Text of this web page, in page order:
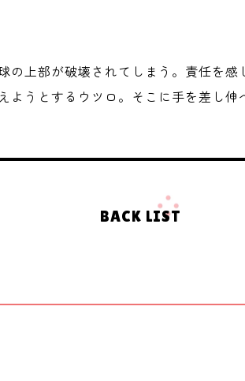
の上部が破壊されてしまう。責任を
ようとするウツロ。そこに手を差し
BACK LIST